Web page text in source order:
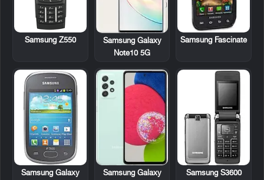
Samsung Fascinate
Samsung Galaxy
Note10 5G
Samsung Z550
Samsung S3600
Samsung Galaxy
Samsung Galaxy